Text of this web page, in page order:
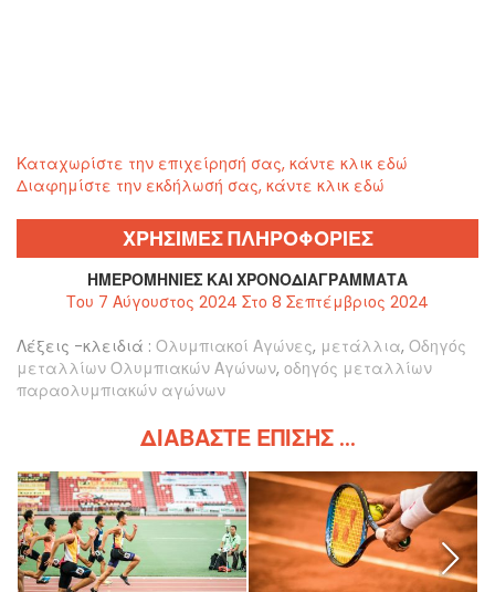
Καταχωρίστε την επιχείρησή σας, κάντε κλικ εδώ
Διαφημίστε την εκδήλωσή σας, κάντε κλικ εδώ
ΧΡΗΣΙΜΕΣ ΠΛΗΡΟΦΟΡΙΕΣ
ΗΜΕΡΟΜΗΝΊΕΣ ΚΑΙ ΧΡΟΝΟΔΙΑΓΡΆΜΜΑΤΑ
Του 7 Αύγουστος 2024 Στο 8 Σεπτέμβριος 2024
Λέξεις -κλειδιά : Ολυμπιακοί Αγώνες, μετάλλια, Οδηγός
μεταλλίων Ολυμπιακών Αγώνων, οδηγός μεταλλίων
παραολυμπιακών αγώνων
ΔΙΑΒΆΣΤΕ ΕΠΊΣΗΣ ...